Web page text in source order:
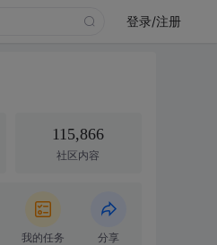
登录/注册
115,866
社区内容
我的任务 分享